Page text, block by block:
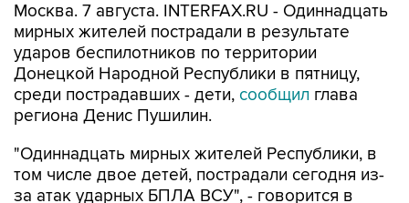
Москва. 7 августа. INTERFAX.RU - Одиннадцать
мирных жителей пострадали в результате
ударов беспилотников по территории
Донецкой Народной Республики в пятницу,
среди пострадавших - дети, сообщил глава
региона Денис Пушилин.
"Одиннадцать мирных жителей Республики, в
том числе двое детей, пострадали сегодня из-
за атак ударных БПЛА ВСУ", - говорится в